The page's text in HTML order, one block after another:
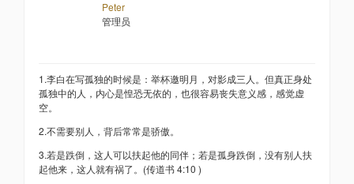
Peter
管理员
1.李白在写孤独的时候是：举杯邀明月，对影成三人。但真正身处
孤独中的人，内心是惶恐无依的，也很容易丧失意义感，感觉虚
空。
2.不需要别人，背后常常是骄傲。
3.若是跌倒，这人可以扶起他的同伴；若是孤身跌倒，没有别人扶
起他来，这人就有祸了。(传道书 4:10 )